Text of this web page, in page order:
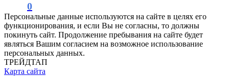
0
Персональные данные используются на сайте в целях его
функционирования, и если Вы не согласны, то должны
покинуть сайт. Продолжение пребывания на сайте будет
являться Вашим согласием на возможное использование
персональных данных.
ТРЕЙДТАП
Карта сайта